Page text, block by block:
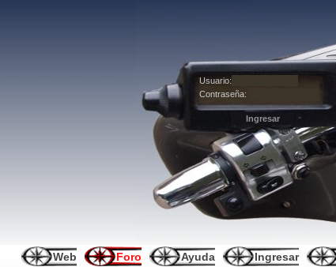
Usuario:
Contraseña:
Web Foro Ayuda Ingresar